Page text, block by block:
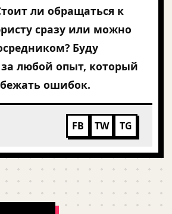
ли обращаться к
сразу или можно
Буду
любой опыт, который
ошибок.
FB TW TG